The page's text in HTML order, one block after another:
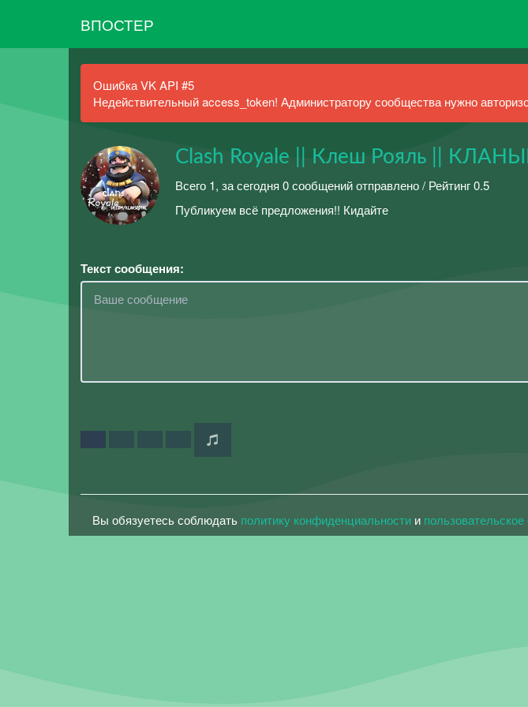
ВПОСТЕР
Ошибка VK API #5
Недействительный access_token! Администратору сообщества нужно
Clash Royale || Клеш Рояль ||
Всего 1, за сегодня 0 сообщений отправлено / Рейтинг 0.5
Публикуем всё предложения!! Кидайте
Текст сообщения:
Вы обязуетесь соблюдать политику конфиденциальности и